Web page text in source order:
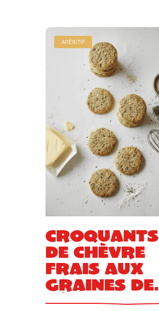
APÉRITIF
Croquants
de chèvre
frais aux
graines de
sésame